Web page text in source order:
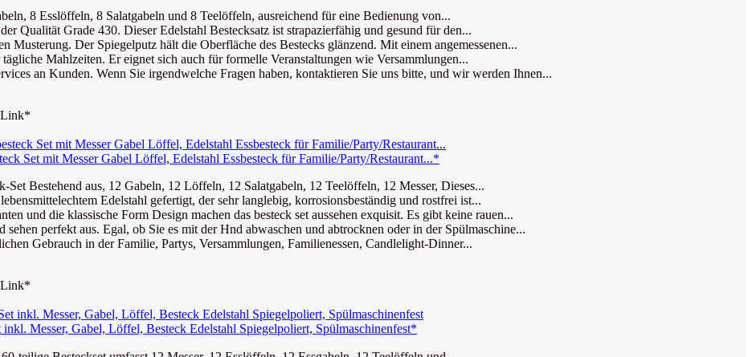
8 Esslöffeln, 8 Salatgabeln und 8 Teelöffeln, ausreichend für eine Bedienung von...
Qualität Grade 430. Dieser Edelstahl Bestecksatz ist strapazierfähig und gesund für den...
Musterung. Der Spiegelputz hält die Oberfläche des Bestecks glänzend. Mit einem angemessenen...
Mahlzeiten. Er eignet sich auch für formelle Veranstaltungen wie Versammlungen...
an Kunden. Wenn Sie irgendwelche Fragen haben, kontaktieren Sie uns bitte, und wir werden Ihnen...
Link*
Set mit Messer Gabel Löffel, Edelstahl Essbesteck für Familie/Party/Restaurant...*
Set Bestehend aus, 12 Gabeln, 12 Löffeln, 12 Salatgabeln, 12 Teelöffeln, 12 Messer, Dieses...
Edelstahl gefertigt, der sehr langlebig, korrosionsbeständig und rostfrei ist...
und die klassische Form Design machen das besteck set aussehen exquisit. Es gibt keine rauen...
perfekt aus. Egal, ob Sie es mit der Hnd abwaschen und abtrocknen oder in der Spülmaschine...
Gebrauch in der Familie, Partys, Versammlungen, Familienessen, Candlelight-Dinner...
Link*
Messer, Gabel, Löffel, Besteck Edelstahl Spiegelpoliert, Spülmaschinenfest*